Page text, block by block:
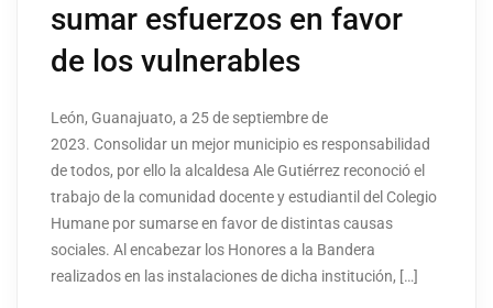
sumar esfuerzos en favor
de los vulnerables
León, Guanajuato, a 25 de septiembre de
2023. Consolidar un mejor municipio es responsabilidad
de todos, por ello la alcaldesa Ale Gutiérrez reconoció el
trabajo de la comunidad docente y estudiantil del Colegio
Humane por sumarse en favor de distintas causas
sociales. Al encabezar los Honores a la Bandera
realizados en las instalaciones de dicha institución, […]